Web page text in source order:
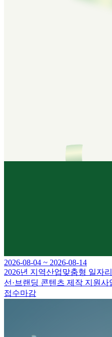
2026-08-04 ~ 2026-08-14
2026년 지역산업맞춤형 일자
선·브랜딩 콘텐츠 제작 지원
접수마감